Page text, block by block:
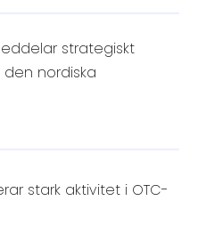
strategiskt
nordiska
stark aktivitet i OTC-